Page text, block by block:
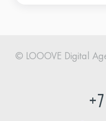
© LOOOVE Digital